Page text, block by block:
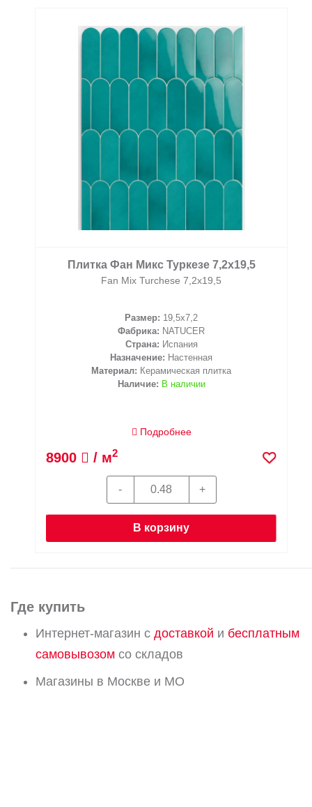
Плитка Фан Микс Туркезе 7,2x19,5
Fan Mix Turchese 7,2x19,5
Размер: 19,5x7,2
Фабрика: NATUCER
Страна: Испания
Назначение: Настенная
Материал: Керамическая плитка
Наличие: В наличии
Подробнее
8900 / м2
В корзину
Где купить
Интернет-магазин с доставкой и бесплатным
самовывозом со складов
Магазины в Москве и МО